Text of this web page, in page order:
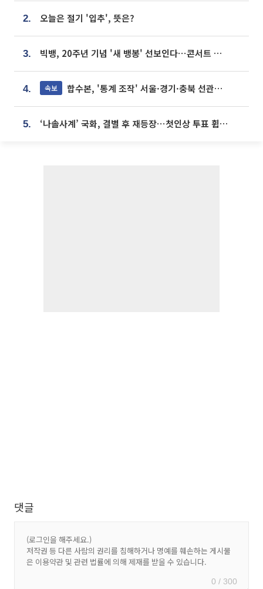
2. 오늘은 절기 '입추', 뜻은?
3. 빅뱅, 20주년 기념 '새 뱅봉' 선보인다⋯콘서트 앞두고 팝업 개최
4. 속보 합수본, '통계 조작' 서울·경기·충북 선관위 등 추가 압수수색
5. ‘나솔사계’ 국화, 결별 후 재등장⋯첫인상 투표 휩쓸고 ‘인기녀’ 등극
댓글
0 / 300